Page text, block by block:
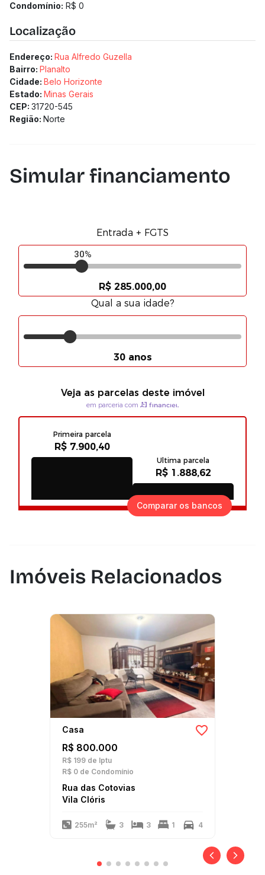
Condomínio: R$ 0
Localização
Endereço: Rua Alfredo Guzella
Bairro: Planalto
Cidade: Belo Horizonte
Estado: Minas Gerais
CEP: 31720-545
Região: Norte
Simular financiamento
Comparar os bancos
Imóveis Relacionados
Casa
R$ 800.000
R$ 199 de Iptu
R$ 0 de Condomínio
Rua das Cotovias
Vila Clóris
255m² 3 3 1 4